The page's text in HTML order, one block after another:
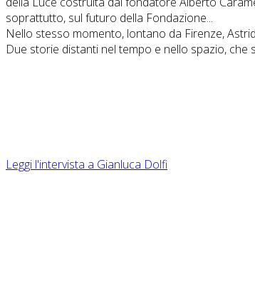
soprattutto, sul futuro della Fondazione...
Nello stesso momento, lontano da Firenze,
Due storie distanti nel tempo e nello spazio, che
Leggi l'intervista a Gianluca Dolfi